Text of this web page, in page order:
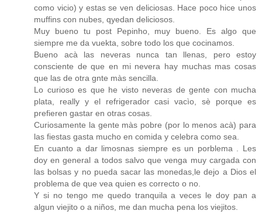
como vicio) y estas se ven deliciosas. Hace poco hice unos
muffins con nubes, qyedan deliciosos.
Muy bueno tu post Pepinho, muy bueno. Es algo que
siempre me da vuekta, sobre todo los que cocinamos.
Bueno acà las neveras nunca tan llenas, pero estoy
consciente de que en mi nevera hay muchas mas cosas
que las de otra gnte màs sencilla.
Lo curioso es que he visto neveras de gente con mucha
plata, really y el refrigerador casi vacìo, sè porque es
prefieren gastar en otras cosas.
Curiosamente la gente màs pobre (por lo menos acà) para
las fiestas gasta mucho en comida y celebra como sea.
En cuanto a dar limosnas siempre es un porblema . Les
doy en general a todos salvo que venga muy cargada con
las bolsas y no pueda sacar las monedas,le dejo a Dios el
problema de que vea quien es correcto o no.
Y si no tengo me quedo tranquila a veces le doy pan a
algun viejito o a niños, me dan mucha pena los viejitos.